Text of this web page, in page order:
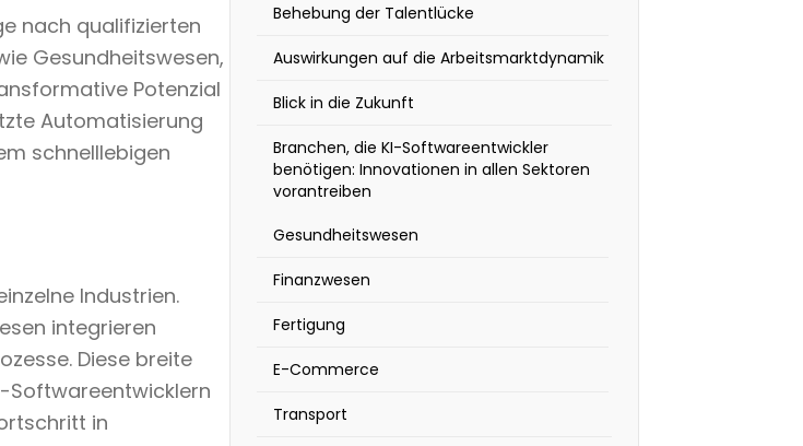
nach qualifizierten
Gesundheitswesen,
Potenzial
Automatisierung
schnelllebigen
Industrien.
integrieren
Diese breite
Softwareentwicklern
in
Behebung der Talentlücke
Auswirkungen auf die Arbeitsmarktdynamik
Blick in die Zukunft
Branchen, die KI-Softwareentwickler
benötigen: Innovationen in allen Sektoren
vorantreiben
Gesundheitswesen
Finanzwesen
Fertigung
E-Commerce
Transport